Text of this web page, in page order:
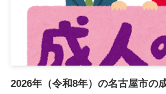
2026年（令和8年）の名古屋市の